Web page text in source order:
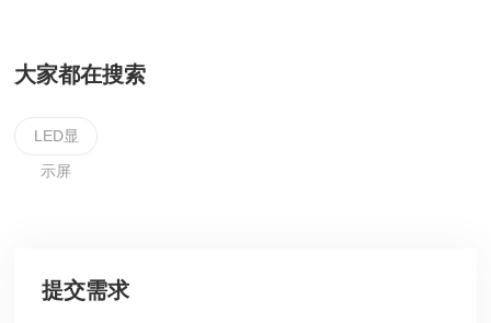
大家都在搜索
LED显
示屏
提交需求